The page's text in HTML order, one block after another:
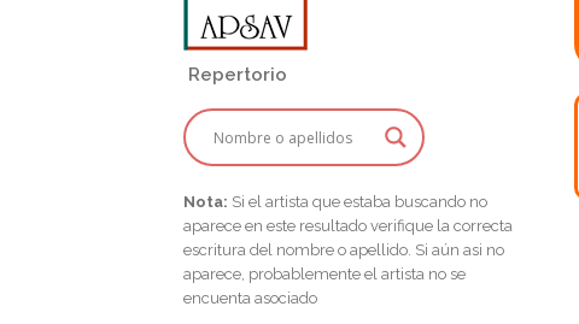
Repertorio
Nota: Si el artista que estaba buscando no
aparece en este resultado verifique la correcta
escritura del nombre o apellido. Si aún asi no
aparece, probablemente el artista no se
encuenta asociado